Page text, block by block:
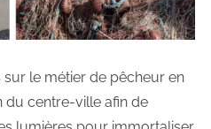
le métier de pêcheur en
du centre-ville afin de